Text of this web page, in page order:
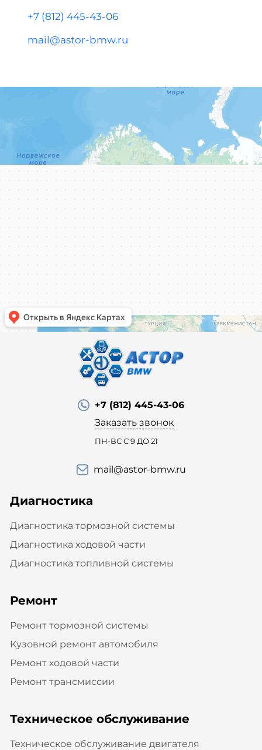
+7 (812) 445-43-06
mail@astor-bmw.ru
+7 (812) 445-43-06
Заказать звонок
ПН-ВС С 9 ДО 21
mail@astor-bmw.ru
Диагностика
Диагностика тормозной системы
Диагностика ходовой части
Диагностика топливной системы
Ремонт
Ремонт тормозной системы
Кузовной ремонт автомобиля
Ремонт ходовой части
Ремонт трансмиссии
Техническое обслуживание
Техническое обслуживание двигателя